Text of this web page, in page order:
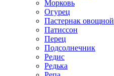
Морковь
Огурец
Пастернак овощной
Патиссон
Перец
Подсолнечник
Редис
Редька